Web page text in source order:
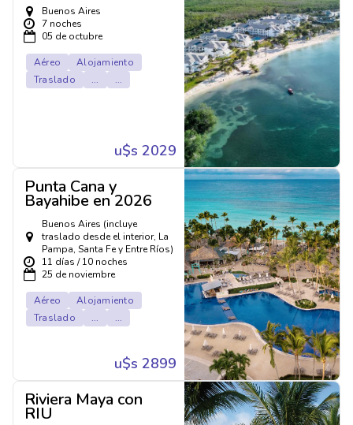
Buenos Aires
7 noches
05 de octubre
Aéreo
Alojamiento
Traslado
... ...
u$s 2029
Punta Cana y
Bayahibe en 2026
Buenos Aires (incluye
traslado desde el interior, La
Pampa, Santa Fe y Entre Ríos)
11 días / 10 noches
25 de noviembre
Aéreo
Alojamiento
Traslado
... ...
u$s 2899
Riviera Maya con
RIU